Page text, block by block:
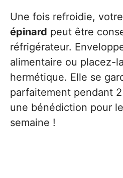
Une fois refroidie, votre
épinard peut être
réfrigérateur.
alimentaire ou placez-
hermétique. Elle se
parfaitement pendant 2
une bénédiction pour
semaine !